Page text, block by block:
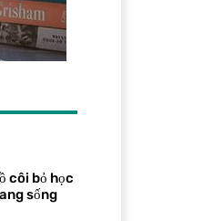
côi bỏ học
sống